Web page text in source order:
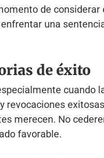
de considerar
una
de éxito
cuando
revocaciones
merecen. No
favorable.